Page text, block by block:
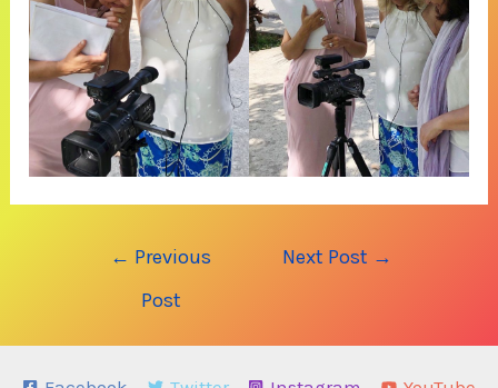
← Previous
Post
Next Post →